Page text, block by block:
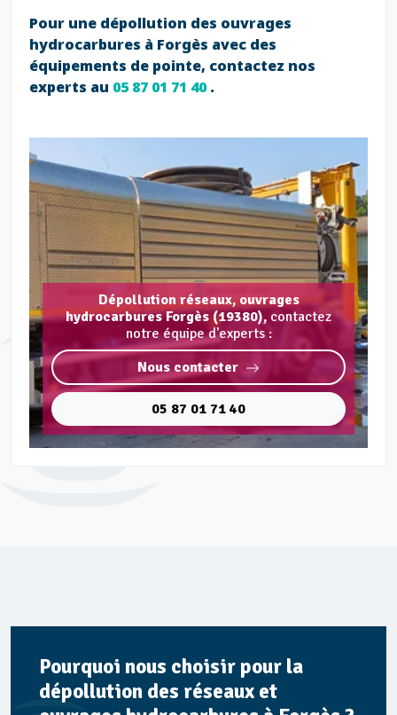
Pour une dépollution des ouvrages
hydrocarbures à Forgès avec des
équipements de pointe, contactez nos
experts au 05 87 01 71 40.
Dépollution réseaux, ouvrages
hydrocarbures Forgès (19380), contactez
notre équipe d'experts :
Nous contacter
05 87 01 71 40
Pourquoi nous choisir pour la
dépollution des réseaux et